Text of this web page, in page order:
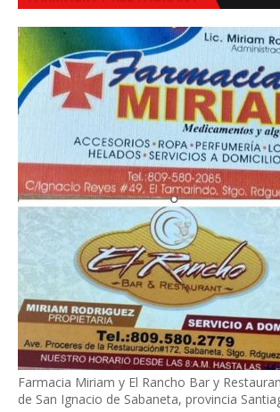
Farmacia Miriam y El Rancho Bar y
de San Ignacio de Sabaneta, provincia